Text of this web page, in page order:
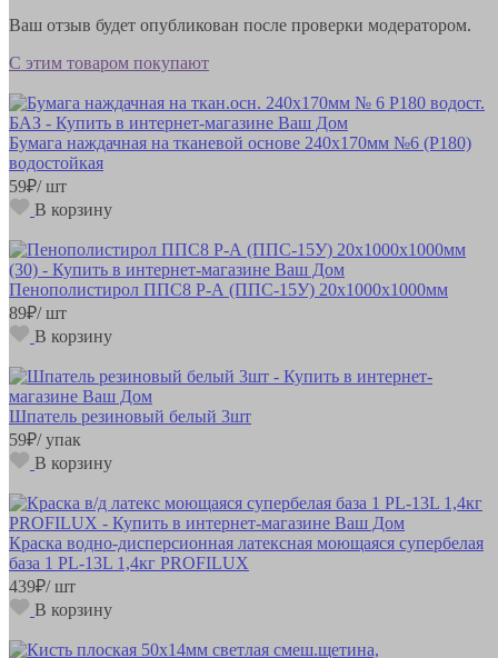
Ваш отзыв будет опубликован после проверки модератором.
С этим товаром покупают
Бумага наждачная на тканевой основе 240х170мм №6 (Р180)
водостойкая
59₽/ шт
В корзину
Пенополистирол ППС8 Р-А (ППС-15У) 20х1000х1000мм
89₽/ шт
В корзину
Шпатель резиновый белый 3шт
59₽/ упак
В корзину
Краска водно-дисперсионная латексная моющаяся супербелая
база 1 PL-13L 1,4кг PROFILUX
439₽/ шт
В корзину